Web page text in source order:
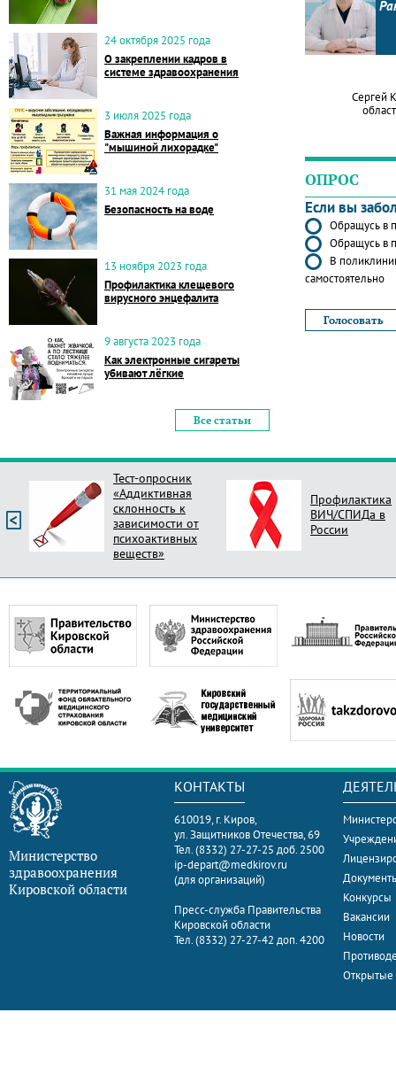
24 октября 2025 года
О закреплении кадров в
системе здравоохранения
3 июля 2025 года
Важная информация о
"мышиной лихорадке"
31 мая 2024 года
Безопасность на воде
13 ноября 2023 года
Профилактика клещевого
вирусного энцефалита
9 августа 2023 года
Как электронные сигареты
убивают лёгкие
Все статьи
Сергей
ОПРОС
Если вы
Обращусь в
Обращусь в
В
самостоятельно
Тест-опросник
«Аддиктивная
склонность к
зависимости от
психоактивных
веществ»
Профилактика
ВИЧ/СПИДа в
России
Министерство
здравоохранения
Кировской области
КОНТАКТЫ
610019, г. Киров,
ул. Защитников Отечества, 69
Тел. (8332) 27-27-25 доб. 2500
ip-depart@medkirov.ru
(для организаций)
Пресс-служба Правительства
Кировской области
Тел. (8332) 27-27-42 доп. 4200
Конкурсы
Вакансии
Новости